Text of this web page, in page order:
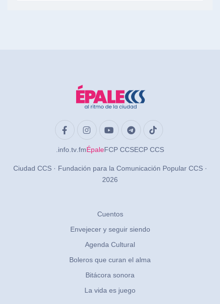
.info.tv.fmÉpaleFCP CCSECP CCS
Ciudad CCS · Fundación para la Comunicación Popular CCS ·
2026
Cuentos
Envejecer y seguir siendo
Agenda Cultural
Boleros que curan el alma
Bitácora sonora
La vida es juego